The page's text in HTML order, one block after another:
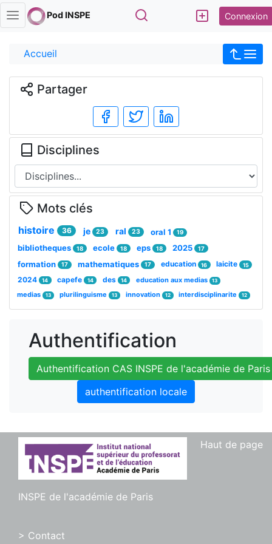
Pod INSPE Rechercher Connexion
Accueil
Authentification
Authentification CAS INSPE de l'académie de Paris
authentification locale
Partager
Disciplines
Mots clés
histoire 36 je 23 ral 23 oral 1 19
bibliotheques 18 ecole 18 eps 18 2025 17
formation 17 mathematiques 17 education 16 laicite 15
2024 14 capefe 14 des 14 education aux medias 13
medias 13 plurilinguisme 13 innovation 12 interdisciplinarite 12
Haut de page
INSPE de l'académie de Paris
> Contact